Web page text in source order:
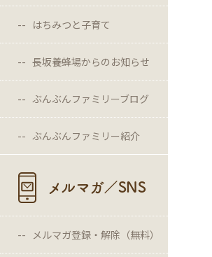
はちみつと子育て
長坂養蜂場からのお知らせ
ぶんぶんファミリーブログ
ぶんぶんファミリー紹介
メルマガ／SNS
メルマガ登録・解除（無料）